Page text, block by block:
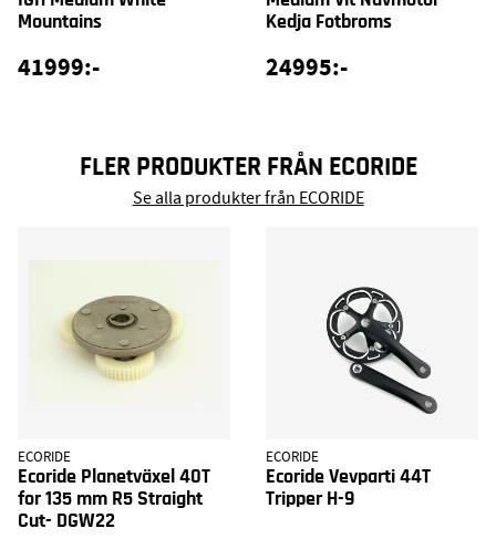
Mountains
41999:-
Kedja Fotbroms
24995:-
FLER PRODUKTER FRÅN ECORIDE
Se alla produkter från ECORIDE
ECORIDE
Ecoride Planetväxel 40T
for 135 mm R5 Straight
Cut- DGW22
ECORIDE
Ecoride Vevparti 44T
Tripper H-9